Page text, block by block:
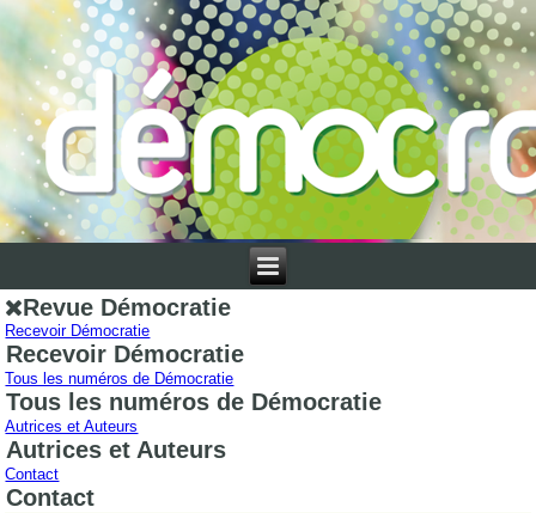
Revue Démocratie
Recevoir Démocratie
Recevoir Démocratie
Tous les numéros de Démocratie
Tous les numéros de Démocratie
Autrices et Auteurs
Autrices et Auteurs
Contact
Contact